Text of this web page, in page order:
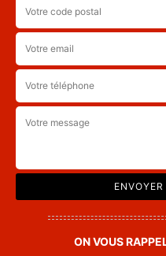
ON VOUS